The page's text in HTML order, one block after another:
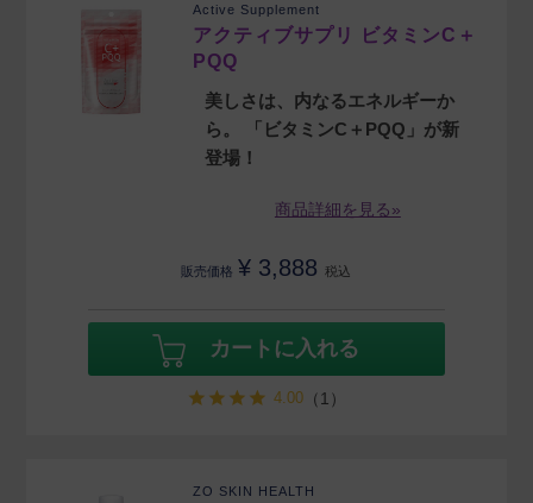
Active Supplement
アクティブサプリ ビタミンC＋
PQQ
美しさは、内なるエネルギーか
ら。 「ビタミンC＋PQQ」が新
登場！
商品詳細を見る»
販売価格 ¥ 3,888 税込
カートに入れる
4.00 （1）
ZO SKIN HEALTH